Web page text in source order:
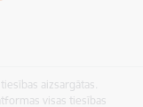
aizsargātas.
visas tiesības